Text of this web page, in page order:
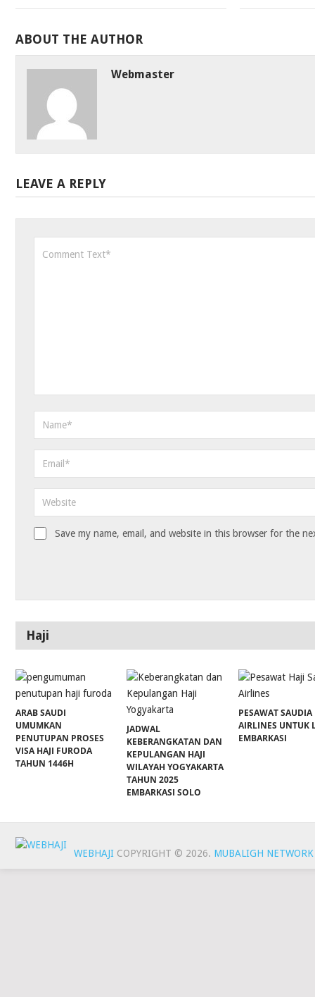
ABOUT THE AUTHOR
Webmaster
LEAVE A REPLY
Save my name, email, and website in this browser for the
Haji
ARAB SAUDI
UMUMKAN
PENUTUPAN PROSES
VISA HAJI FURODA
TAHUN 1446H
JADWAL
KEBERANGKATAN DAN
KEPULANGAN HAJI
WILAYAH YOGYAKARTA
TAHUN 2025
EMBARKASI SOLO
PESAWAT SAUDIA
AIRLINES UNTUK
EMBARKASI
WEBHAJICOPYRIGHT © 2026. MUBALIGH NETWORK